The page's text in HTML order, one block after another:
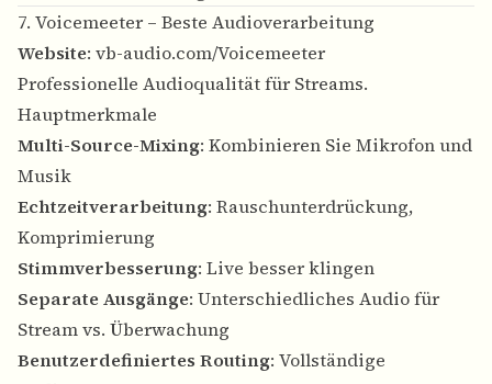
7. Voicemeeter – Beste Audioverarbeitung
Website: vb-audio.com/Voicemeeter
Professionelle Audioqualität für Streams.
Hauptmerkmale
Multi-Source-Mixing: Kombinieren Sie Mikrofon und
Musik
Echtzeitverarbeitung: Rauschunterdrückung,
Komprimierung
Stimmverbesserung: Live besser klingen
Separate Ausgänge: Unterschiedliches Audio für
Stream vs. Überwachung
Benutzerdefiniertes Routing: Vollständige